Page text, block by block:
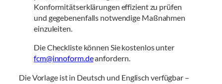
Konformitätserklärungen effizient zu prüfen
und gegebenenfalls notwendige Maßnahmen
einzuleiten.
Die Checkliste können Sie kostenlos unter
fcm@innoform.deanfordern.
Die Vorlage ist in Deutsch und Englisch verfügbar –